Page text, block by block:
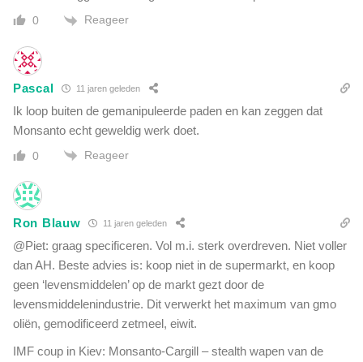
"
r
e
n
d
l
j
k
e
n
n
g
e
v
0 Reageer
Pascal 11 jaren geleden
Ik loop buiten de gemanipuleerde paden en kan zeggen dat
Monsanto echt geweldig werk doet.
0 Reageer
Ron Blauw 11 jaren geleden
@Piet: graag specificeren. Vol m.i. sterk overdreven. Niet voller
dan AH. Beste advies is: koop niet in de supermarkt, en koop
geen ‘levensmiddelen’ op de markt gezt door de
levensmiddelenindustrie. Dit verwerkt het maximum van gmo
oliën, gemodificeerd zetmeel, eiwit.
IMF coup in Kiev: Monsanto-Cargill – stealth wapen van de